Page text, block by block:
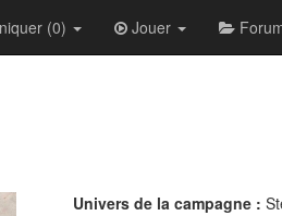
(0) Jouer
Univers de la campagne :